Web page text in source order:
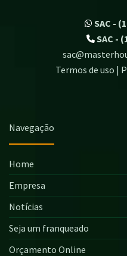
SAC -
SAC -
Termos de uso |
Navegação
Home
Empresa
Notícias
Seja um franqueado
Orçamento Online